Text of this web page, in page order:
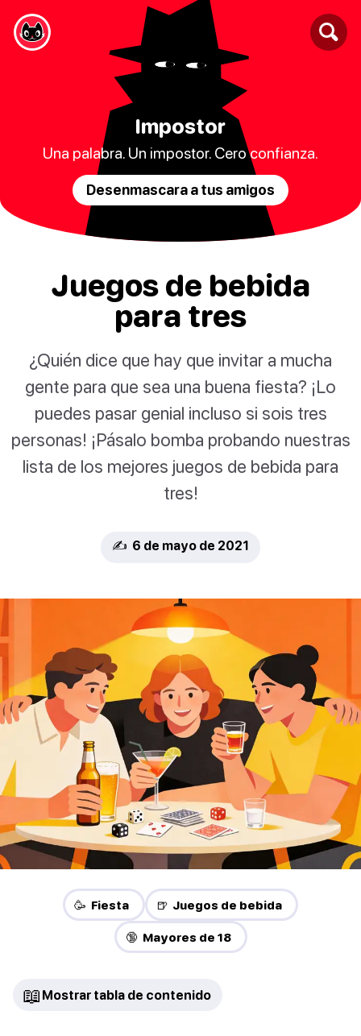
Impostor
Una palabra. Un impostor. Cero confianza.
Desenmascara a tus amigos
Juegos de bebida
para tres
¿Quién dice que hay que invitar a mucha
gente para que sea una buena fiesta? ¡Lo
puedes pasar genial incluso si sois tres
personas! ¡Pásalo bomba probando nuestras
lista de los mejores juegos de bebida para
tres!
✍️ 6 de mayo de 2021
🥳 Fiesta 🍺 Juegos de bebida
🔞 Mayores de 18
📖 Mostrar tabla de contenido